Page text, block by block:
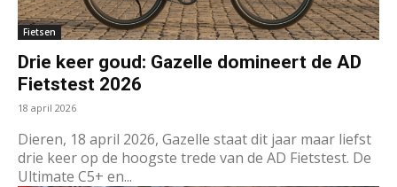
Fietsen
Drie keer goud: Gazelle domineert de AD
Fietstest 2026
18 april 2026
Dieren, 18 april 2026, Gazelle staat dit jaar maar liefst
drie keer op de hoogste trede van de AD Fietstest. De
Ultimate C5+ en...